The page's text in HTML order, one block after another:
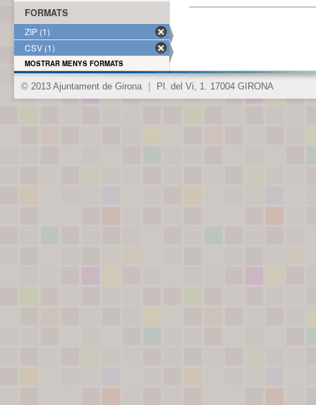
FORMATS
ZIP (1)
CSV (1)
MOSTRAR MENYS FORMATS
© 2013 Ajuntament de Girona Pl. del Vi, 1. 17004 GIRONA